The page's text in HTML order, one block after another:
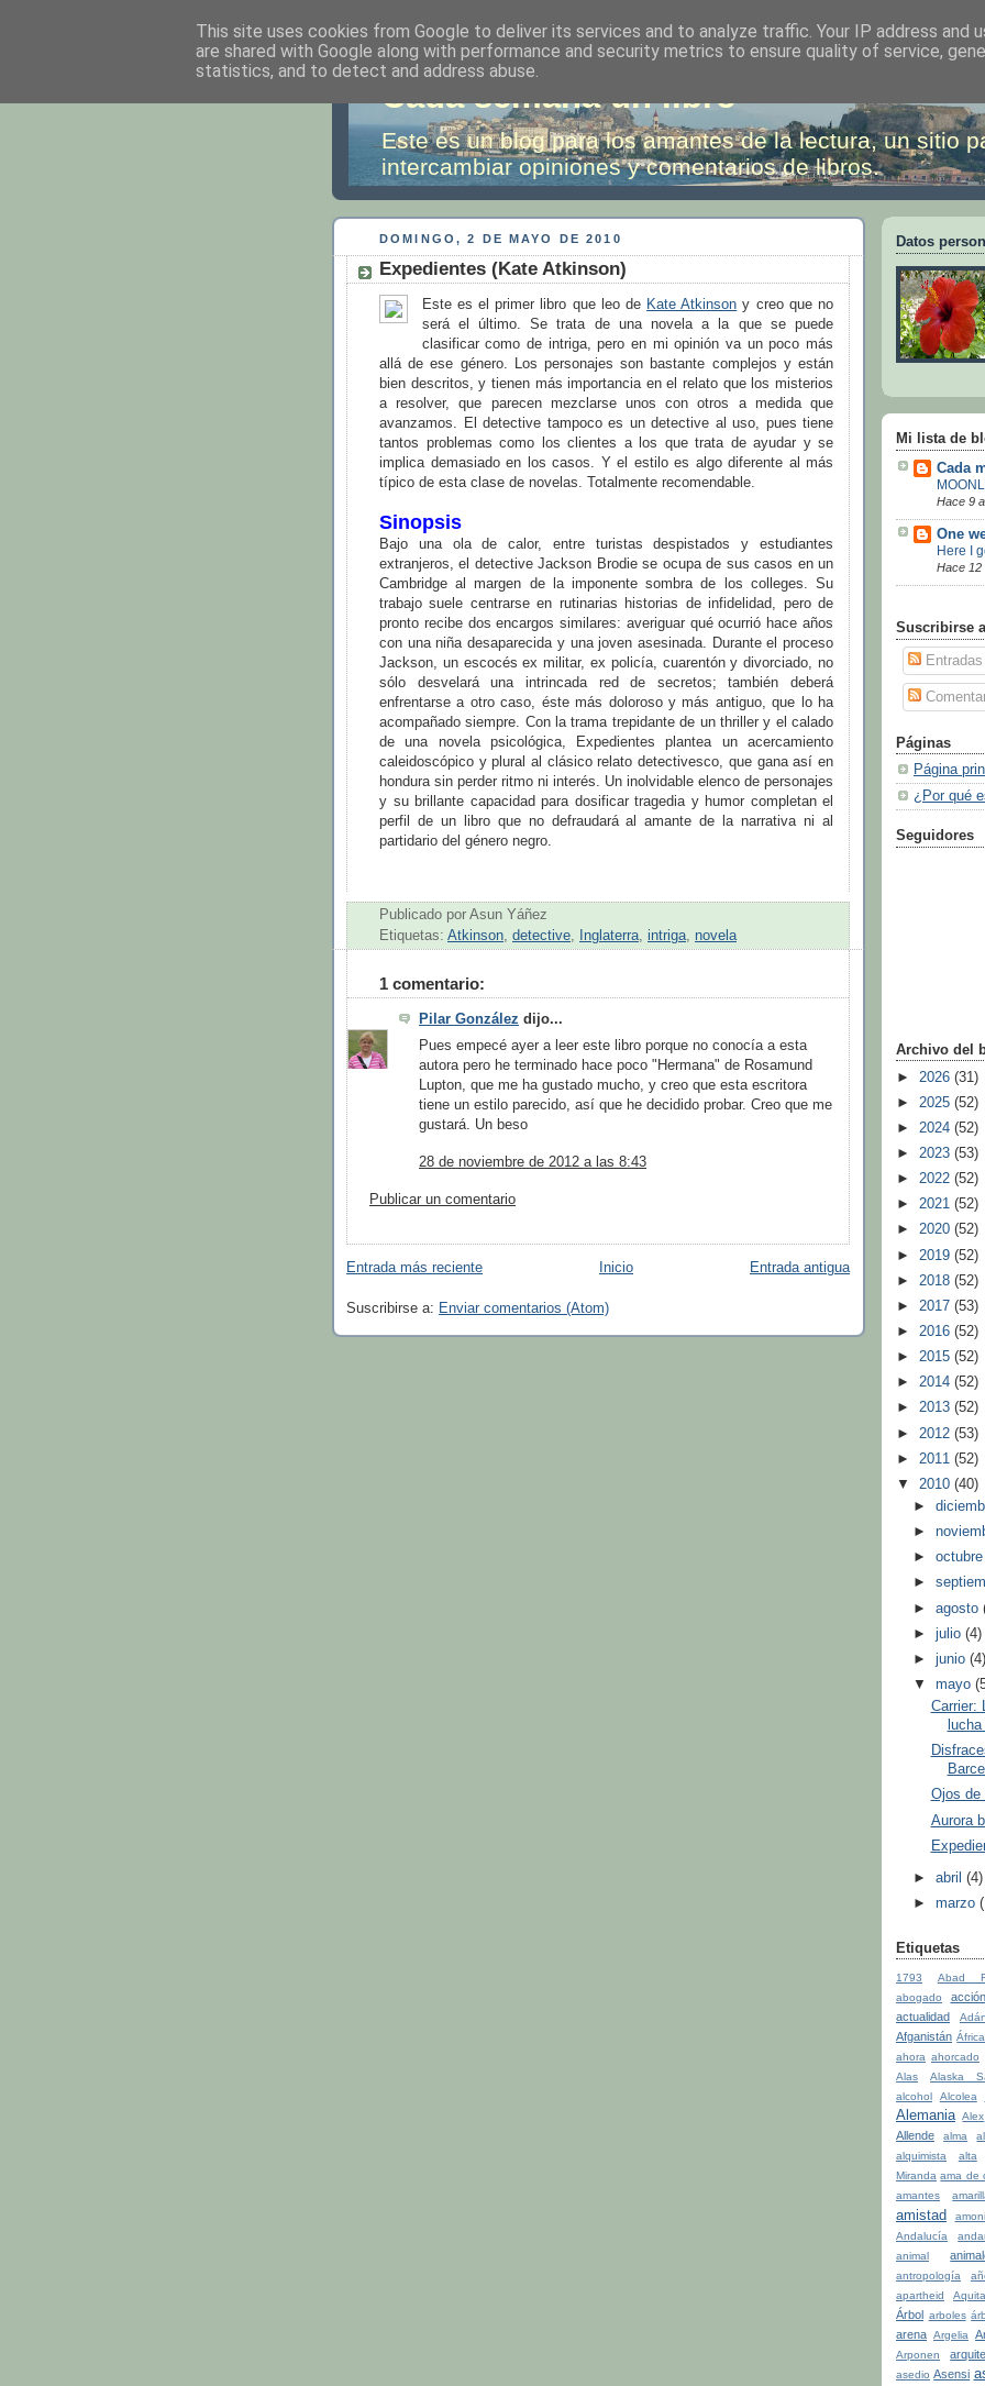
Cada semana un libro
Este es un blog para los amantes de la lectura, un sitio
intercambiar opiniones y comentarios de libros.
DOMINGO, 2 DE MAYO DE 2010
Expedientes (Kate Atkinson)
Este es el primer libro que leo de Kate Atkinson y creo que no
será el último. Se trata de una novela a la que se puede
clasificar como de intriga, pero en mi opinión va un poco más
allá de ese género. Los personajes son bastante complejos y están
bien descritos, y tienen más importancia en el relato que los misterios
a resolver, que parecen mezclarse unos con otros a medida que
avanzamos. El detective tampoco es un detective al uso, pues tiene
tantos problemas como los clientes a los que trata de ayudar y se
implica demasiado en los casos. Y el estilo es algo diferente al más
típico de esta clase de novelas. Totalmente recomendable.
Sinopsis
Bajo una ola de calor, entre turistas despistados y estudiantes
extranjeros, el detective Jackson Brodie se ocupa de sus casos en un
Cambridge al margen de la imponente sombra de los colleges. Su
trabajo suele centrarse en rutinarias historias de infidelidad, pero de
pronto recibe dos encargos similares: averiguar qué ocurrió hace años
con una niña desaparecida y una joven asesinada. Durante el proceso
Jackson, un escocés ex militar, ex policía, cuarentón y divorciado, no
sólo desvelará una intrincada red de secretos; también deberá
enfrentarse a otro caso, éste más doloroso y más antiguo, que lo ha
acompañado siempre. Con la trama trepidante de un thriller y el calado
de una novela psicológica, Expedientes plantea un acercamiento
caleidoscópico y plural al clásico relato detectivesco, que gana así en
hondura sin perder ritmo ni interés. Un inolvidable elenco de personajes
y su brillante capacidad para dosificar tragedia y humor completan el
perfil de un libro que no defraudará al amante de la narrativa ni al
partidario del género negro.
Publicado por Asun Yáñez
Etiquetas: Atkinson, detective, Inglaterra, intriga, novela
1 comentario:
Pilar González dijo...
Pues empecé ayer a leer este libro porque no conocía a esta
autora pero he terminado hace poco "Hermana" de Rosamund
Lupton, que me ha gustado mucho, y creo que esta escritora
tiene un estilo parecido, así que he decidido probar. Creo que me
gustará. Un beso
28 de noviembre de 2012 a las 8:43
Publicar un comentario
Entrada más reciente Entrada antigua
Inicio
Suscribirse a: Enviar comentarios (Atom)
Datos
Mi lista de
Cada
Hace 9
One
Here I
Hace 12
Suscribirse a
Entradas
Páginas
Página
¿Por qué
Seguidores
Archivo del
► 2026 (31)
► 2025 (52)
► 2024 (52)
► 2023 (53)
► 2022 (52)
► 2021 (52)
► 2020 (52)
► 2019 (52)
► 2018 (52)
► 2017 (53)
► 2016 (52)
► 2015 (52)
► 2014 (52)
► 2013 (52)
► 2012 (53)
► 2011 (52)
▼ 2010 (40)
►
►
►
►
►agosto
►julio(4)
►junio
▼mayo
Carrier:
Ojos de
Aurora
►abril(4)
►marzo
Etiquetas
1793
Abad
abogado
acción
actualidad
Afganistán África
ahora ahorcado
Alas
Alaska
alcohol
Alcolea
Alemania Alex
Allende alma
alquimista
alta
Miranda ama de
amantes
amistad
Andalucía
animal
antropología
apartheid
Árbol arboles
arena Argelia
Arponen
asedio Asensi
This site uses cookies from Google to deliver its services and to analyze traffic. Your IP address and
are shared with Google along with performance and security metrics to ensure quality of service,
statistics, and to detect and address abuse.